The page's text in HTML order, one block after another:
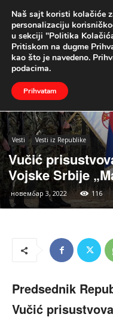
Naslovna Vesti Vesti iz
Vesti Vesti iz Republike
Vučić
Vojske Srbije
новембар 3, 2022 116
Predsednik
Vučić
Naš sajt koristi kolačiće
personalizaciju
u sekciji "Politika
Pritiskom na dugme
kao što je navedeno.
podacima.
Prihvatam